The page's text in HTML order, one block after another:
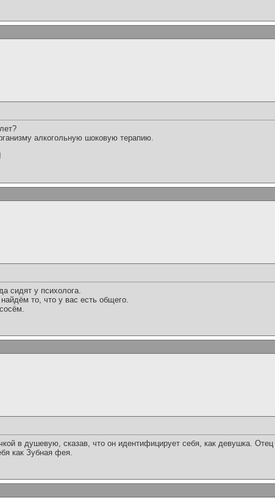
алкогольную шоковую терапию.
сидят у психолога.
то, что у вас есть общего.
в душевую, сказав, что он идентифицирует себя, как девушка.
как Зубная фея.